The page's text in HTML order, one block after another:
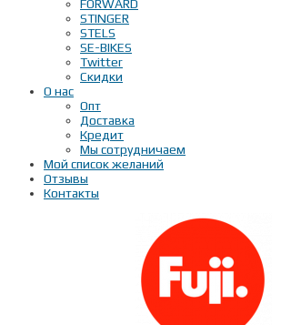
FORWARD
STINGER
STELS
SE-BIKES
Twitter
Скидки
О нас
Опт
Доставка
Кредит
Мы сотрудничаем
Мой список желаний
Отзывы
Контакты